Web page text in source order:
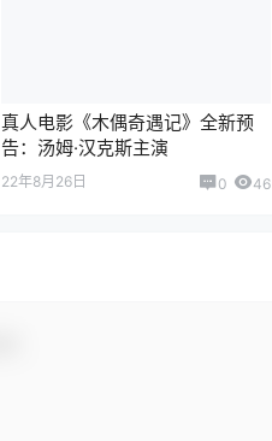
真人电影《木偶奇遇记》全新预
告：汤姆·汉克斯主演
22年8月26日 0 46